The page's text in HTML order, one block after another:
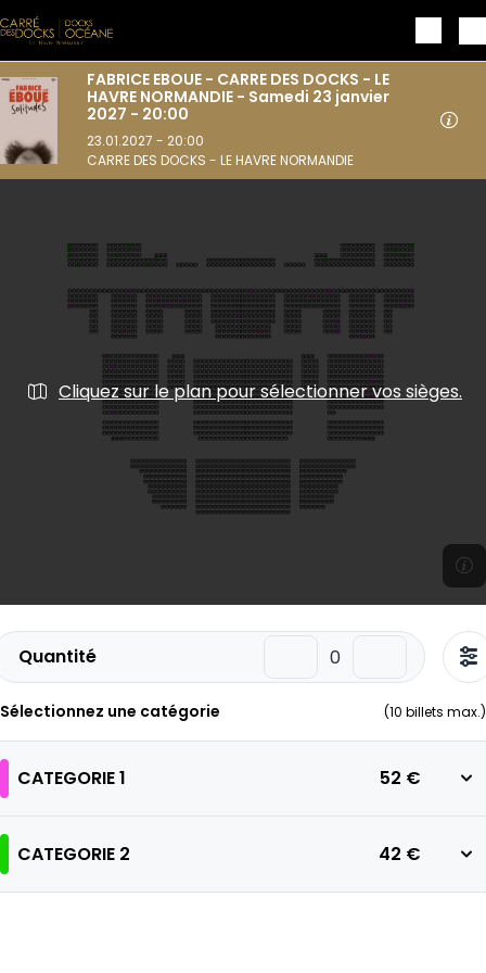
Aller au contenu principal
FABRICE EBOUE - CARRE DES DOCKS - LE
HAVRE NORMANDIE - Samedi 23 janvier
2027 - 20:00
23.01.2027 - 20:00
CARRE DES DOCKS - LE HAVRE NORMANDIE
Cliquez sur le plan pour sélectionner vos sièges.
Quantité
Sélectionnez une catégorie (10 billets max.)
CATEGORIE 1 52 €
CATEGORIE 2 42 €